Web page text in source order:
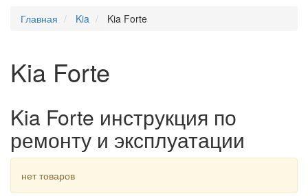
Главная
Kia Kia Forte
Kia Forte
Kia Forte инструкция по
ремонту и эксплуатации
нет товаров